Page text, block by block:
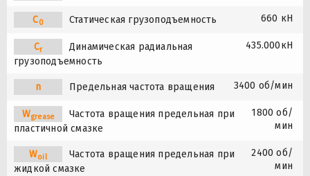
C0 Статическая грузоподъемность 660 кН
Cr
Динамическая радиальная
грузоподъемность
435.000кН
n Предельная частота вращения 3400 об/мин
Wgrease
Частота вращения предельная при
пластичной смазке
1800 об/
мин
Woil
Частота вращения предельная при
жидкой смазке
2400 об/
мин